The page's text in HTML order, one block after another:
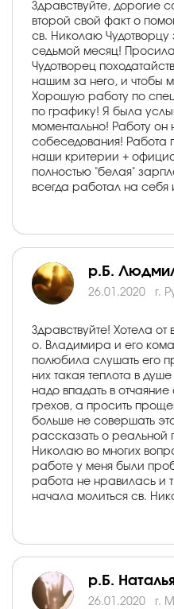
Здравствуйте, дорогие
второй свой факт о
св. Николаю
седьмой месяц!
Чудотворец
нашим за него, и чтобы
Хорошую работу по
по графику! Я была
моментально! Работу он
собеседования! Работа
наши критерии +
полностью "белая"
всегда работал на себя
р.Б.
26.01.2020 г.
Здравствуйте! Хотела
о. Владимира и его
полюбила слушать его
них такая теплота в
надо впадать в
грехов, а просить
больше не совершать
рассказать о реальной
Николаю во многих
работе у меня были
работа не нравилась и
начала молиться св.
р.Б.
26.01.2020 г.